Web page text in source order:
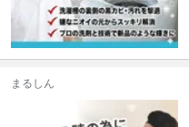
まるしん